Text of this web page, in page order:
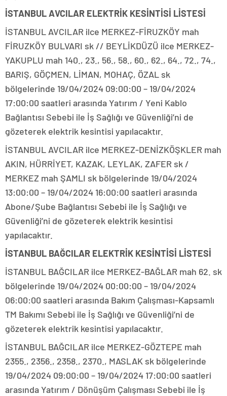
İSTANBUL AVCILAR ELEKTRİK KESİNTİSİ LİSTESİ
İSTANBUL AVCILAR ilce MERKEZ-FİRUZKÖY mah
FİRUZKÖY BULVARI sk // BEYLİKDÜZÜ ilce MERKEZ-
YAKUPLU mah 140., 23., 56., 58., 60., 62., 64., 72., 74.,
BARIŞ, GÖÇMEN, LİMAN, MOHAÇ, ÖZAL sk
bölgelerinde 19/04/2024 09:00:00 – 19/04/2024
17:00:00 saatleri arasında Yatırım / Yeni Kablo
Bağlantısı Sebebi ile İş Sağlığı ve Güvenliği’ni de
gözeterek elektrik kesintisi yapılacaktır.
İSTANBUL AVCILAR ilce MERKEZ-DENİZKÖŞKLER mah
AKIN, HÜRRİYET, KAZAK, LEYLAK, ZAFER sk /
MERKEZ mah ŞAMLI sk bölgelerinde 19/04/2024
13:00:00 – 19/04/2024 16:00:00 saatleri arasında
Abone/Şube Bağlantısı Sebebi ile İş Sağlığı ve
Güvenliği’ni de gözeterek elektrik kesintisi
yapılacaktır.
İSTANBUL BAĞCILAR ELEKTRİK KESİNTİSİ LİSTESİ
İSTANBUL BAĞCILAR ilce MERKEZ-BAĞLAR mah 62. sk
bölgelerinde 19/04/2024 00:00:00 – 19/04/2024
06:00:00 saatleri arasında Bakım Çalışması-Kapsamlı
TM Bakımı Sebebi ile İş Sağlığı ve Güvenliği’ni de
gözeterek elektrik kesintisi yapılacaktır.
İSTANBUL BAĞCILAR ilce MERKEZ-GÖZTEPE mah
2355., 2356., 2358., 2370., MASLAK sk bölgelerinde
19/04/2024 09:00:00 – 19/04/2024 17:00:00 saatleri
arasında Yatırım / Dönüşüm Çalışması Sebebi ile İş